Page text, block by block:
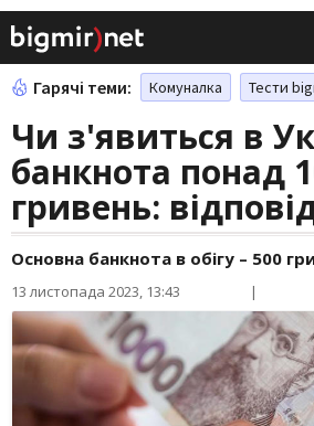
Гарячі теми: Комуналка Тести
Чи з'явиться в
банкнота понад
гривень:
Основна банкнота в обігу – 500
13 листопада 2023, 13:43 |